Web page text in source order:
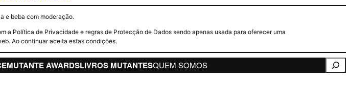
e beba com moderação.
Política de Privacidade e regras de Protecção de Dados sendo apenas usada para oferecer uma
Ao continuar aceita estas condições.
MUTANTE AWARDSLIVROS MUTANTESQUEM SOMOS